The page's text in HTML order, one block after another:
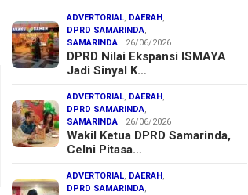
ADVERTORIAL, DAERAH ,
DPRD SAMARINDA,
SAMARINDA
26/06/2026
DPRD Nilai Ekspansi ISMAYA
Jadi Sinyal K…
ADVERTORIAL, DAERAH ,
DPRD SAMARINDA,
SAMARINDA
26/06/2026
Wakil Ketua DPRD Samarinda,
Celni Pitasa…
ADVERTORIAL, DAERAH ,
DPRD SAMARINDA,